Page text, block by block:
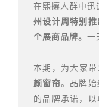
在熙攘人群中迅
州设计周特别
个展商品牌。 一
本期，为大家
颜窗帘。品牌
的品牌承诺，